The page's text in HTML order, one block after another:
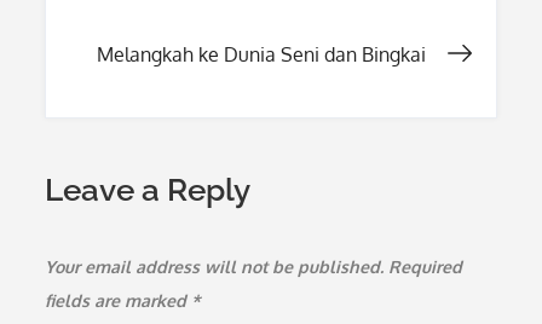
Melangkah ke Dunia Seni dan Bingkai
Leave a Reply
Your email address will not be published. Required
fields are marked *